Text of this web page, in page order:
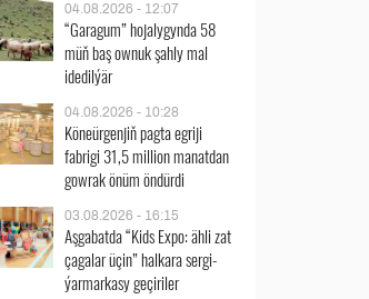
04.08.2026 - 12:07
“Garagum” hojalygynda 58
müň baş ownuk şahly mal
idedilýär
04.08.2026 - 10:28
Köneürgenjiň pagta egriji
fabrigi 31,5 million manatdan
gowrak önüm öndürdi
03.08.2026 - 16:15
Aşgabatda “Kids Expo: ähli zat
çagalar üçin” halkara sergi-
ýarmarkasy geçiriler